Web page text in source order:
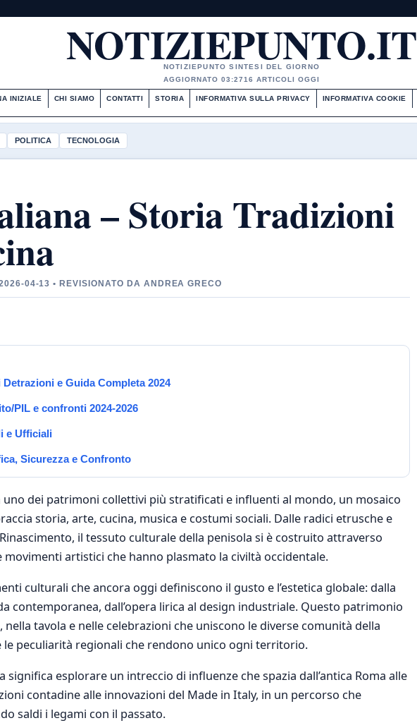
NOTIZIEPUNTO.IT
NOTIZIEPUNTO SINTESI DEL GIORNO
AGGIORNATO 03:2716 ARTICOLI OGGI
INIZIALE CHI SIAMO CONTATTI STORIA INFORMATIVA SULLA PRIVACY INFORMATIVA COOKIE
POLITICA TECNOLOGIA
– Storia Tradizioni
04-13 • REVISIONATO DA ANDREA GRECO
e Guida Completa 2024
PIL e confronti 2024-2026
e Ufficiali
Sicurezza e Confronto
dei patrimoni collettivi più stratificati e influenti al mondo, un mosaico
storia, arte, cucina, musica e costumi sociali. Dalle radici etrusche e
il tessuto culturale della penisola si è costruito attraverso
artistici che hanno plasmato la civiltà occidentale.
culturali che ancora oggi definiscono il gusto e l’estetica globale: dalla
contemporanea, dall’opera lirica al design industriale. Questo patrimonio
tavola e nelle celebrazioni che uniscono le diverse comunità della
le peculiarità regionali che rendono unico ogni territorio.
esplorare un intreccio di influenze che spazia dall’antica Roma alle
contadine alle innovazioni del Made in Italy, in un percorso che
saldi i legami con il passato.